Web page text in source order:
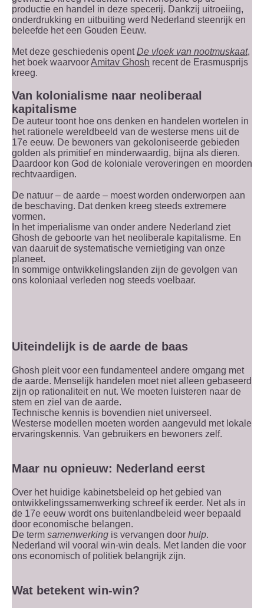
productie en handel in deze specerij. Dankzij uitroeiing,
onderdrukking en uitbuiting werd Nederland steenrijk en
beleefde het een Gouden Eeuw.
Met deze geschiedenis opentDe vloek van nootmuskaat,
het boek waarvoorAmitav Ghosh recent de Erasmusprijs
kreeg.
Van kolonialisme naar neoliberaal
kapitalisme
De auteur toont hoe ons denken en handelen wortelen in
het rationele wereldbeeld van de westerse mens uit de
17e eeuw. De bewoners van gekoloniseerde gebieden
golden als primitief en minderwaardig, bijna als dieren.
Daardoor kon God de koloniale veroveringen en moorden
rechtvaardigen.
De natuur – de aarde – moest worden onderworpen aan
de beschaving. Dat denken kreeg steeds extremere
vormen.
In het imperialisme van onder andere Nederland ziet
Ghosh de geboorte van het neoliberale kapitalisme. En
van daaruit de systematische vernietiging van onze
planeet.
In sommige ontwikkelingslanden zijn de gevolgen van
ons koloniaal verleden nog steeds voelbaar.
Uiteindelijk is de aarde de baas
Ghosh pleit voor een fundamenteel andere omgang met
de aarde. Menselijk handelen moet niet alleen gebaseerd
zijn op rationaliteit en nut. We moeten luisteren naar de
stem en ziel van de aarde.
Technische kennis is bovendien niet universeel.
Westerse modellen moeten worden aangevuld met lokale
ervaringskennis. Van gebruikers en bewoners zelf.
Maar nu opnieuw: Nederland eerst
Over het huidige kabinetsbeleid op het gebied van
ontwikkelingssamenwerking schreef ik eerder. Net als in
de 17e eeuw wordt ons buitenlandbeleid weer bepaald
door economische belangen.
De term samenwerking is vervangen door hulp.
Nederland wil vooral win-win deals. Met landen die voor
ons economisch of politiek belangrijk zijn.
Wat betekent win-win?